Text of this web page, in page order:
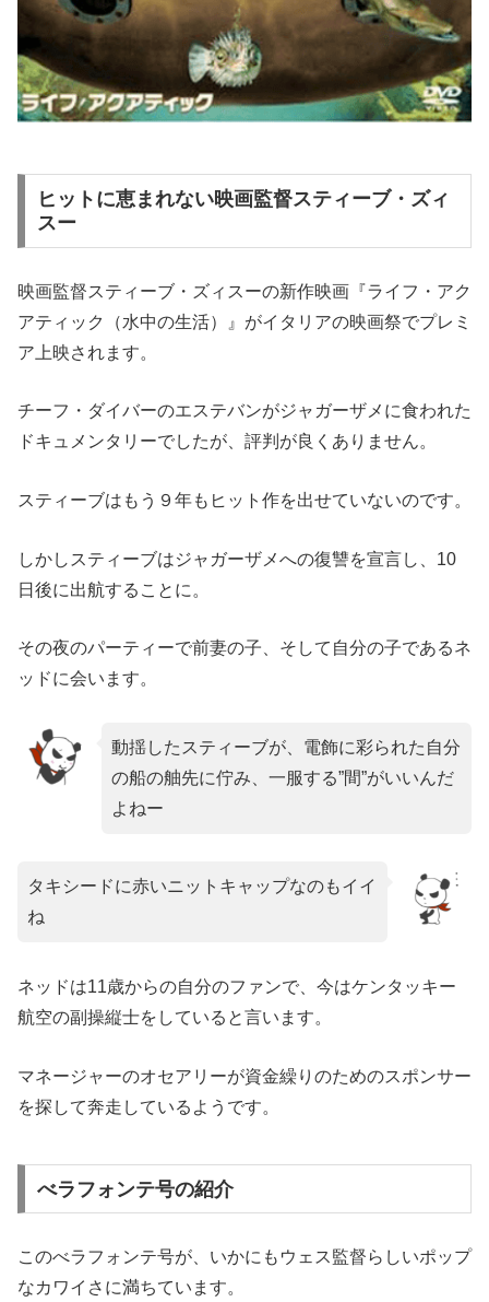
ヒットに恵まれない映画監督スティーブ・ズィ
スー
映画監督スティーブ・ズィスーの新作映画『ライフ・アク
アティック（水中の生活）』がイタリアの映画祭でプレミ
ア上映されます。
チーフ・ダイバーのエステバンがジャガーザメに食われた
ドキュメンタリーでしたが、評判が良くありません。
スティーブはもう９年もヒット作を出せていないのです。
しかしスティーブはジャガーザメへの復讐を宣言し、10
日後に出航することに。
その夜のパーティーで前妻の子、そして自分の子であるネ
ッドに会います。
動揺したスティーブが、電飾に彩られた自分
の船の舳先に佇み、一服する”間”がいいんだ
よねー
タキシードに赤いニットキャップなのもイイ
ね
ネッドは11歳からの自分のファンで、今はケンタッキー
航空の副操縦士をしていると言います。
マネージャーのオセアリーが資金繰りのためのスポンサー
を探して奔走しているようです。
べラフォンテ号の紹介
このべラフォンテ号が、いかにもウェス監督らしいポップ
なカワイさに満ちています。